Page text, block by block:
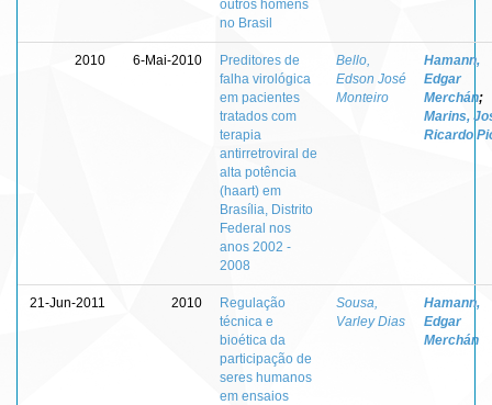
outros homens
no Brasil
2010 6-Mai-2010
Preditores de
falha virológica
em pacientes
tratados com
terapia
antirretroviral de
alta potência
(haart) em
Brasília, Distrito
Federal nos
anos 2002 -
2008
Bello,
Edson José
Monteiro
Hamann,
Edgar
Merchán;
Marins,
Ricardo
21-Jun-2011 2010
Regulação
técnica e
bioética da
participação de
seres humanos
em ensaios
Sousa,
Varley Dias
Hamann,
Edgar
Merchán